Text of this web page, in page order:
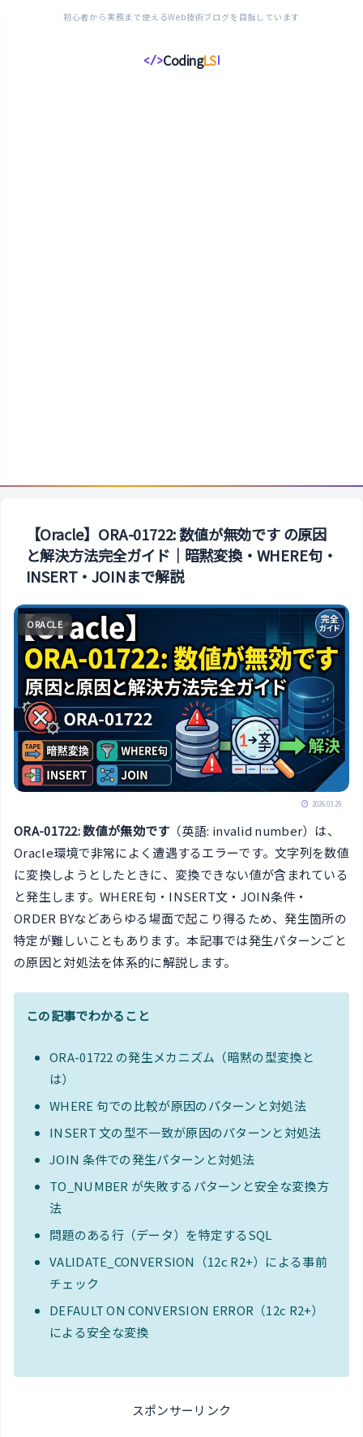
初心者から実務まで使えるWeb技術ブログを目指しています
</>CodingLS
コ
【Oracle】ORA-01722: 数値が無効です の原因
と解決方法完全ガイド｜暗黙変換・WHERE句・
INSERT・JOINまで解説
ORACLE
2026.03.29
ORA-01722: 数値が無効です（英語: invalid number）は、
Oracle環境で非常によく遭遇するエラーです。文字列を数値
に変換しようとしたときに、変換できない値が含まれている
と発生します。WHERE句・INSERT文・JOIN条件・
ORDER BYなどあらゆる場面で起こり得るため、発生箇所の
特定が難しいこともあります。本記事では発生パターンごと
の原因と対処法を体系的に解説します。
この記事でわかること
ORA-01722 の発生メカニズム（暗黙の型変換と
は）
WHERE 句での比較が原因のパターンと対処法
INSERT 文の型不一致が原因のパターンと対処法
JOIN 条件での発生パターンと対処法
TO_NUMBER が失敗するパターンと安全な変換方
法
問題のある行（データ）を特定するSQL
VALIDATE_CONVERSION（12c R2+）による事前
チェック
DEFAULT ON CONVERSION ERROR（12c R2+）
による安全な変換
スポンサーリンク